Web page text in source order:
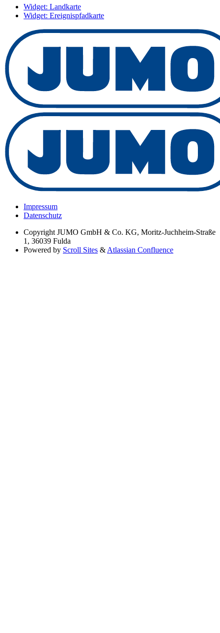
Widget: Landkarte
Widget: Ereignispfadkarte
Impressum
Datenschutz
Copyright JUMO GmbH & Co. KG, Moritz-Juchheim-Straße
1, 36039 Fulda
Powered by Scroll Sites & Atlassian Confluence